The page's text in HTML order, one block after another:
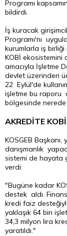
Programı
bildirdi.
İş kuracak
Programı'nı
kurumlarla iş birliği
KOBİ
amacıyla İşletme
devlet üzerinden
22 Eylül'de
işletme bu raporu
bölgesinde
AKREDİTE
KOSGEB
danışmanlık
sistemi de hayata
verdi:
"Bugüne kadar
destek aldı.
kredi faiz
yaklaşık 64 bin
34,3 milyon lira
yaratıldı."